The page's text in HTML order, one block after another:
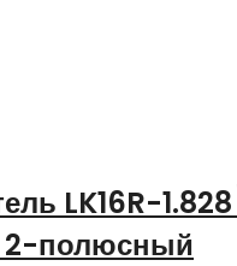
LK16R-
2-полюсный